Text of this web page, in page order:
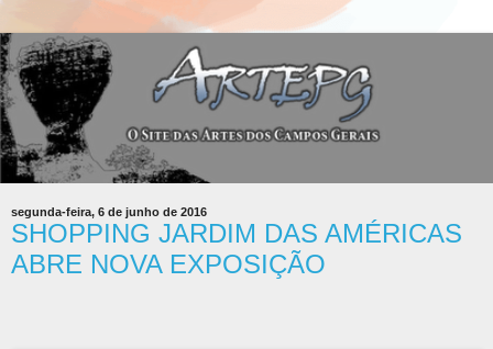
segunda-feira, 6 de junho de 2016
SHOPPING JARDIM DAS AMÉRICAS
ABRE NOVA EXPOSIÇÃO